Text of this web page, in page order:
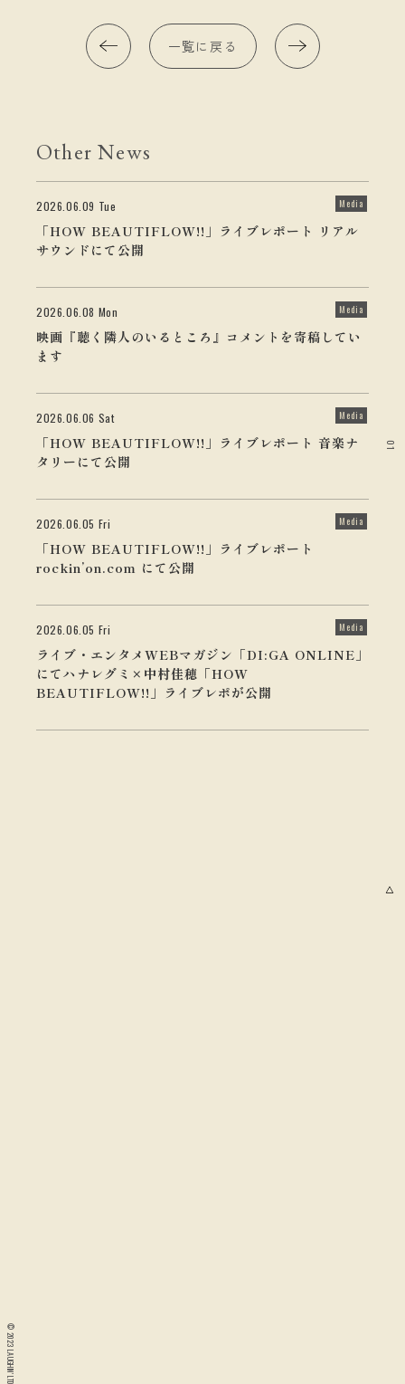
01
一覧に戻る
Other News
2026.06.09 Tue Media
「HOW BEAUTIFLOW!!」ライブレポート リアル
サウンドにて公開
2026.06.08 Mon Media
映画『聴く隣人のいるところ』コメントを寄稿してい
ます
2026.06.06 Sat Media
「HOW BEAUTIFLOW!!」ライブレポート 音楽ナ
タリーにて公開
2026.06.05 Fri Media
「HOW BEAUTIFLOW!!」ライブレポート
rockin’on.com にて公開
2026.06.05 Fri Media
ライブ・エンタメWEBマガジン「DI:GA ONLINE」
にてハナレグミ×中村佳穂「HOW
BEAUTIFLOW!!」ライブレポが公開